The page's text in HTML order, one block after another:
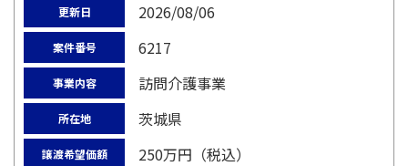
更新日 2026/08/06
案件番号 6217
事業内容 訪問介護事業
所在地 茨城県
譲渡希望価額 250万円（税込）